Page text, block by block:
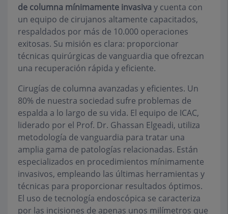
de columna mínimamente invasiva y cuenta con
un equipo de cirujanos altamente capacitados,
respaldados por más de 10.000 operaciones
exitosas. Su misión es clara: proporcionar
técnicas quirúrgicas de vanguardia que ofrezcan
una recuperación rápida y eficiente.
Cirugías de columna avanzadas y eficientes. Un
80% de nuestra sociedad sufre problemas de
espalda a lo largo de su vida. El equipo de ICAC,
liderado por el Prof. Dr. Ghassan Elgeadi, utiliza
metodología de vanguardia para tratar una
amplia gama de patologías relacionadas. Están
especializados en procedimientos mínimamente
invasivos, empleando las últimas herramientas y
técnicas para proporcionar resultados óptimos.
El uso de tecnología endoscópica se caracteriza
por las incisiones de apenas unos milímetros que